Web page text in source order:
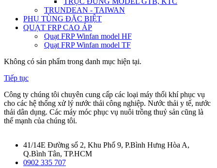
TRUNDEAN - TAIWAN
PHỤ TÙNG ĐẶC BIỆT
QUẠT FRP CAO ÁP
Quạt FRP Winfan model HF
Quạt FRP Winfan model TF
Không có sản phẩm trong danh mục hiện tại.
Tiếp tục
Công ty chúng tôi chuyên cung cấp các loại máy thổi khí phục vụ
cho các hệ thống xử lý nước thải công nghiệp. Nước thải y tế, nước
thải dân dụng. Các máy móc phục vụ nuôi trồng thuỷ sản cũng là
thế mạnh của chúng tôi.
41/14E Đường số 2, Khu Phố 9, P.Bình Hưng Hòa A,
Q.Bình Tân, TP.HCM
0902 335 707